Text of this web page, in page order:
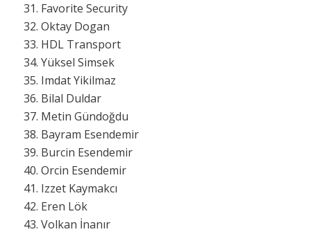
31. Favorite Security
32. Oktay Dogan
33. HDL Transport
34. Yüksel Simsek
35. Imdat Yikilmaz
36. Bilal Duldar
37. Metin Gündoğdu
38. Bayram Esendemir
39. Burcin Esendemir
40. Orcin Esendemir
41. Izzet Kaymakcı
42. Eren Lök
43. Volkan İnanır